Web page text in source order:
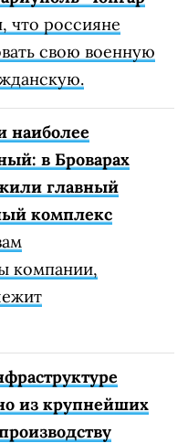
что россияне
свою военную
наиболее
в Броварах
главный
комплекс
компании,
из крупнейших